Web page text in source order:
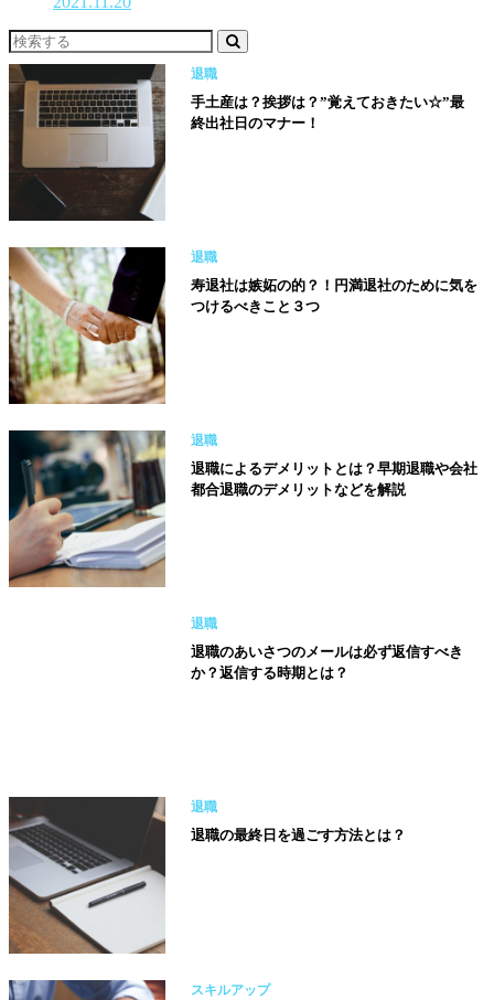
退職
手土産は？挨拶は？”覚えておきたい☆”最
終出社日のマナー！
退職
寿退社は嫉妬の的？！円満退社のために気を
つけるべきこと３つ
退職
退職によるデメリットとは？早期退職や会社
都合退職のデメリットなどを解説
退職
退職のあいさつのメールは必ず返信すべき
か？返信する時期とは？
退職
退職の最終日を過ごす方法とは？
スキルアップ